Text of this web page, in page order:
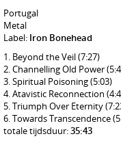
Portugal
Metal
Label: Iron Bonehead
Beyond the Veil(7:27)
Channelling Old Power
Spiritual Poisoning(5:03)
Atavistic Reconnection
Triumph Over Eternity
Towards Transcendence
totale tijdsduur:35:43